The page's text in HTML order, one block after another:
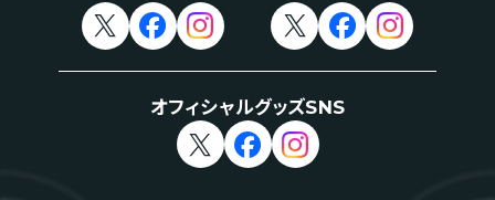
オフィシャルグッズSNS